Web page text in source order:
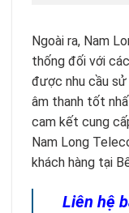
Ngoài ra, Nam
thống đối với
được nhu cầu sử
âm thanh tốt
cam kết cung
Nam Long
khách hàng tại
Liên hệ